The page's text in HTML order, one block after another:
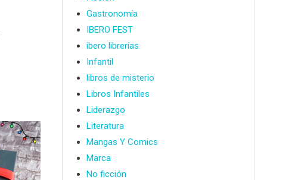
Gastronomía
IBERO FEST
ibero librerías
Infantil
libros de misterio
Libros Infantiles
Liderazgo
Literatura
Mangas Y Comics
Marca
No ficción